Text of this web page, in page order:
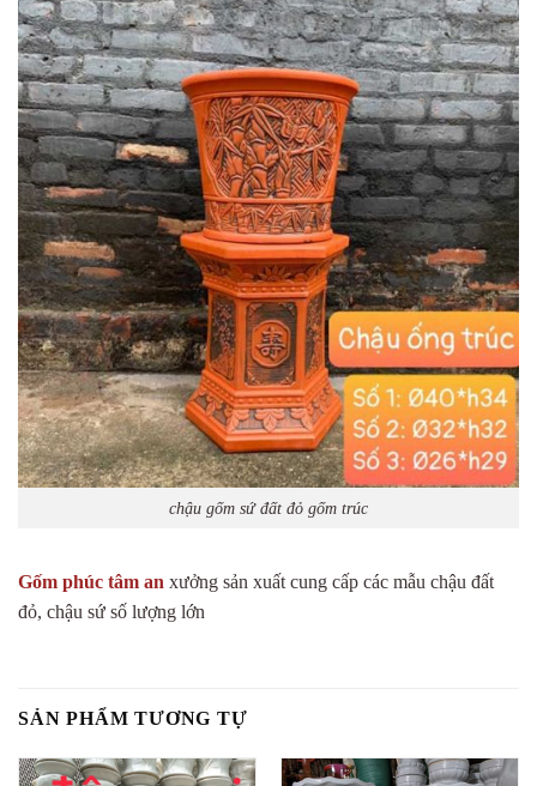
chậu gốm sứ đất đỏ gốm trúc
Gốm phúc tâm an xưởng sản xuất cung cấp các mẫu chậu đất
đỏ, chậu sứ số lượng lớn
SẢN PHẨM TƯƠNG TỰ